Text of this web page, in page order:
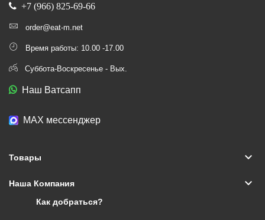
+7 (966) 825-69-66
order@eat-m.net
Время работы: 10.00 -17.00
Суббота-Воскресенье - Вых.
Наш Ватсапп
МАХ мессенджер
Товары keyboard_arrow_down
Наша Компания keyboard_arrow_down
Как добраться?